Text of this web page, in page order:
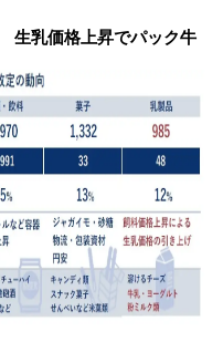
生乳価格上昇でパック牛